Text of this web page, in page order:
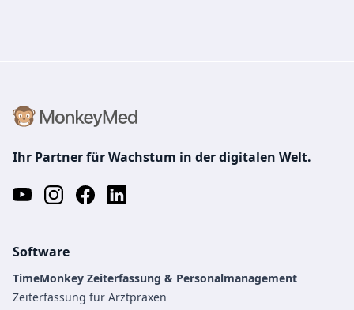
Ihr Partner für Wachstum in der digitalen Welt.
Software
TimeMonkey Zeiterfassung & Personalmanagement
Zeiterfassung für Arztpraxen